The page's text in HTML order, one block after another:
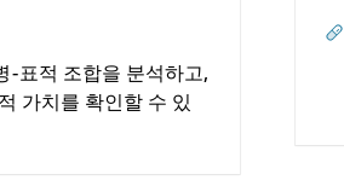
-표적 조합을 분석하고,
가치를 확인할 수 있